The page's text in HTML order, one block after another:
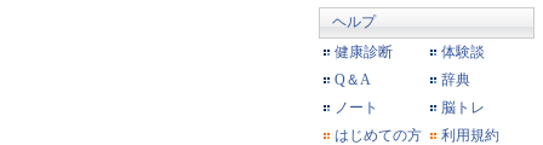
ヘルプ
健康診断
体験談
Q＆A
辞典
ノート
脳トレ
はじめての方
利用規約